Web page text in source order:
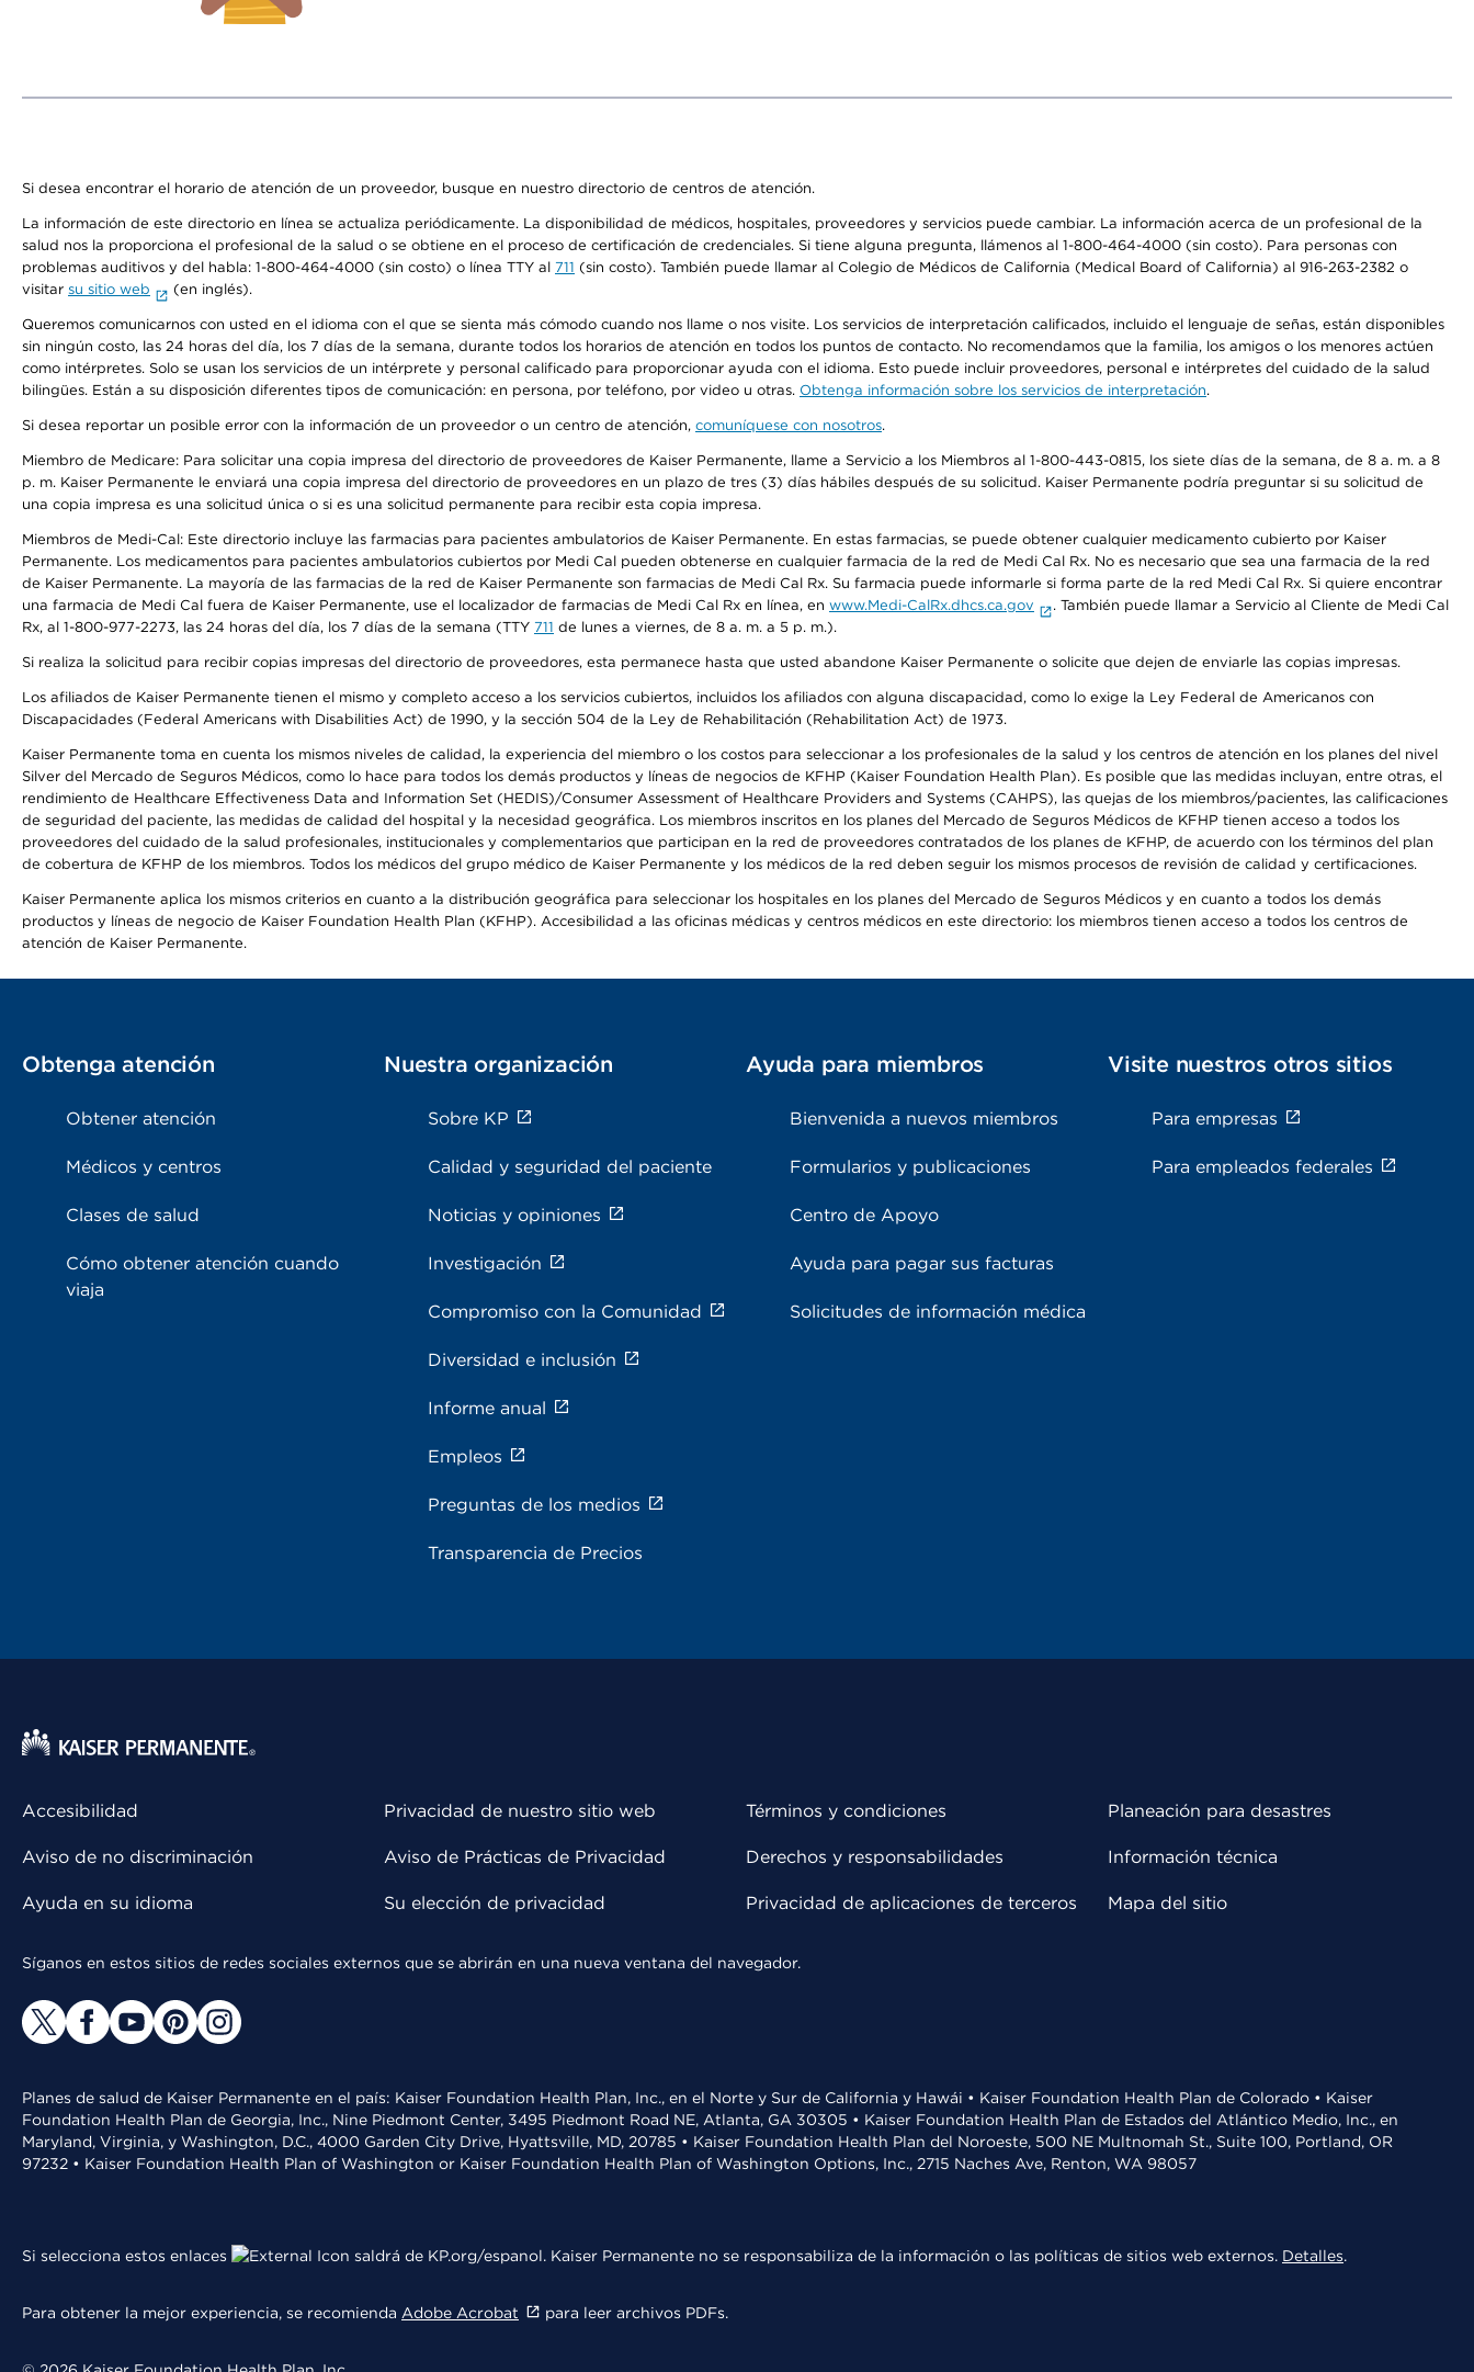
Si desea encontrar el horario de atención de un proveedor, busque en nuestro directorio de centros de atención.
La información de este directorio en línea se actualiza periódicamente. La disponibilidad de médicos, hospitales, proveedores y servicios puede cambiar. La información acerca de un profesional de la
salud nos la proporciona el profesional de la salud o se obtiene en el proceso de certificación de credenciales. Si tiene alguna pregunta, llámenos al 1-800-464-4000 (sin costo). Para personas con
problemas auditivos y del habla: 1-800-464-4000 (sin costo) o línea TTY al 711 (sin costo). También puede llamar al Colegio de Médicos de California (Medical Board of California) al 916-263-2382 o
visitar su sitio web (en inglés).
Queremos comunicarnos con usted en el idioma con el que se sienta más cómodo cuando nos llame o nos visite. Los servicios de interpretación calificados, incluido el lenguaje de señas, están disponibles
sin ningún costo, las 24 horas del día, los 7 días de la semana, durante todos los horarios de atención en todos los puntos de contacto. No recomendamos que la familia, los amigos o los menores actúen
como intérpretes. Solo se usan los servicios de un intérprete y personal calificado para proporcionar ayuda con el idioma. Esto puede incluir proveedores, personal e intérpretes del cuidado de la salud
bilingües. Están a su disposición diferentes tipos de comunicación: en persona, por teléfono, por video u otras. Obtenga información sobre los servicios de interpretación.
Si desea reportar un posible error con la información de un proveedor o un centro de atención, comuníquese con nosotros.
Miembro de Medicare: Para solicitar una copia impresa del directorio de proveedores de Kaiser Permanente, llame a Servicio a los Miembros al 1-800-443-0815, los siete días de la semana, de 8 a. m. a 8
p. m. Kaiser Permanente le enviará una copia impresa del directorio de proveedores en un plazo de tres (3) días hábiles después de su solicitud. Kaiser Permanente podría preguntar si su solicitud de
una copia impresa es una solicitud única o si es una solicitud permanente para recibir esta copia impresa.
Miembros de Medi-Cal: Este directorio incluye las farmacias para pacientes ambulatorios de Kaiser Permanente. En estas farmacias, se puede obtener cualquier medicamento cubierto por Kaiser
Permanente. Los medicamentos para pacientes ambulatorios cubiertos por Medi Cal pueden obtenerse en cualquier farmacia de la red de Medi Cal Rx. No es necesario que sea una farmacia de la red
de Kaiser Permanente. La mayoría de las farmacias de la red de Kaiser Permanente son farmacias de Medi Cal Rx. Su farmacia puede informarle si forma parte de la red Medi Cal Rx. Si quiere encontrar
una farmacia de Medi Cal fuera de Kaiser Permanente, use el localizador de farmacias de Medi Cal Rx en línea, en www.Medi-CalRx.dhcs.ca.gov
. También puede llamar a Servicio al Cliente de Medi Cal
Rx, al 1-800-977-2273, las 24 horas del día, los 7 días de la semana (TTY 711 de lunes a viernes, de 8 a. m. a 5 p. m.).
Si realiza la solicitud para recibir copias impresas del directorio de proveedores, esta permanece hasta que usted abandone Kaiser Permanente o solicite que dejen de enviarle las copias impresas.
Los afiliados de Kaiser Permanente tienen el mismo y completo acceso a los servicios cubiertos, incluidos los afiliados con alguna discapacidad, como lo exige la Ley Federal de Americanos con
Discapacidades (Federal Americans with Disabilities Act) de 1990, y la sección 504 de la Ley de Rehabilitación (Rehabilitation Act) de 1973.
Kaiser Permanente toma en cuenta los mismos niveles de calidad, la experiencia del miembro o los costos para seleccionar a los profesionales de la salud y los centros de atención en los planes del nivel
Silver del Mercado de Seguros Médicos, como lo hace para todos los demás productos y líneas de negocios de KFHP (Kaiser Foundation Health Plan). Es posible que las medidas incluyan, entre otras, el
rendimiento de Healthcare Effectiveness Data and Information Set (HEDIS)/Consumer Assessment of Healthcare Providers and Systems (CAHPS), las quejas de los miembros/pacientes, las calificaciones
de seguridad del paciente, las medidas de calidad del hospital y la necesidad geográfica. Los miembros inscritos en los planes del Mercado de Seguros Médicos de KFHP tienen acceso a todos los
proveedores del cuidado de la salud profesionales, institucionales y complementarios que participan en la red de proveedores contratados de los planes de KFHP, de acuerdo con los términos del plan
de cobertura de KFHP de los miembros. Todos los médicos del grupo médico de Kaiser Permanente y los médicos de la red deben seguir los mismos procesos de revisión de calidad y certificaciones.
Kaiser Permanente aplica los mismos criterios en cuanto a la distribución geográfica para seleccionar los hospitales en los planes del Mercado de Seguros Médicos y en cuanto a todos los demás
productos y líneas de negocio de Kaiser Foundation Health Plan (KFHP). Accesibilidad a las oficinas médicas y centros médicos en este directorio: los miembros tienen acceso a todos los centros de
atención de Kaiser Permanente.
Obtenga atención
Obtener atención
Médicos y centros
Clases de salud
Cómo obtener atención cuando
viaja
Nuestra organización
Sobre KP
Calidad y seguridad del paciente
Noticias y opiniones
Investigación
Compromiso con la Comunidad
Diversidad e inclusión
Informe anual
Empleos
Preguntas de los medios
Transparencia de Precios
Ayuda para miembros
Bienvenida a nuevos miembros
Formularios y publicaciones
Centro de Apoyo
Ayuda para pagar sus facturas
Solicitudes de información médica
Visite nuestros otros sitios
Para empresas
Para empleados federales
Accesibilidad
Aviso de no discriminación
Ayuda en su idioma
Privacidad de nuestro sitio web
Aviso de Prácticas de Privacidad
Su elección de privacidad
Términos y condiciones
Derechos y responsabilidades
Privacidad de aplicaciones de terceros
Planeación para desastres
Información técnica
Mapa del sitio
Síganos en estos sitios de redes sociales externos que se abrirán en una nueva ventana del navegador.
Planes de salud de Kaiser Permanente en el país: Kaiser Foundation Health Plan, Inc., en el Norte y Sur de California y Hawái • Kaiser Foundation Health Plan de Colorado • Kaiser
Foundation Health Plan de Georgia, Inc., Nine Piedmont Center, 3495 Piedmont Road NE, Atlanta, GA 30305 • Kaiser Foundation Health Plan de Estados del Atlántico Medio, Inc., en
Maryland, Virginia, y Washington, D.C., 4000 Garden City Drive, Hyattsville, MD, 20785 • Kaiser Foundation Health Plan del Noroeste, 500 NE Multnomah St., Suite 100, Portland, OR
97232 • Kaiser Foundation Health Plan of Washington or Kaiser Foundation Health Plan of Washington Options, Inc., 2715 Naches Ave, Renton, WA 98057
Si selecciona estos enlaces saldrá de KP.org/espanol. Kaiser Permanente no se responsabiliza de la información o las políticas de sitios web externos. Detalles.
Para obtener la mejor experiencia, se recomienda Adobe Acrobat para leer archivos PDFs.